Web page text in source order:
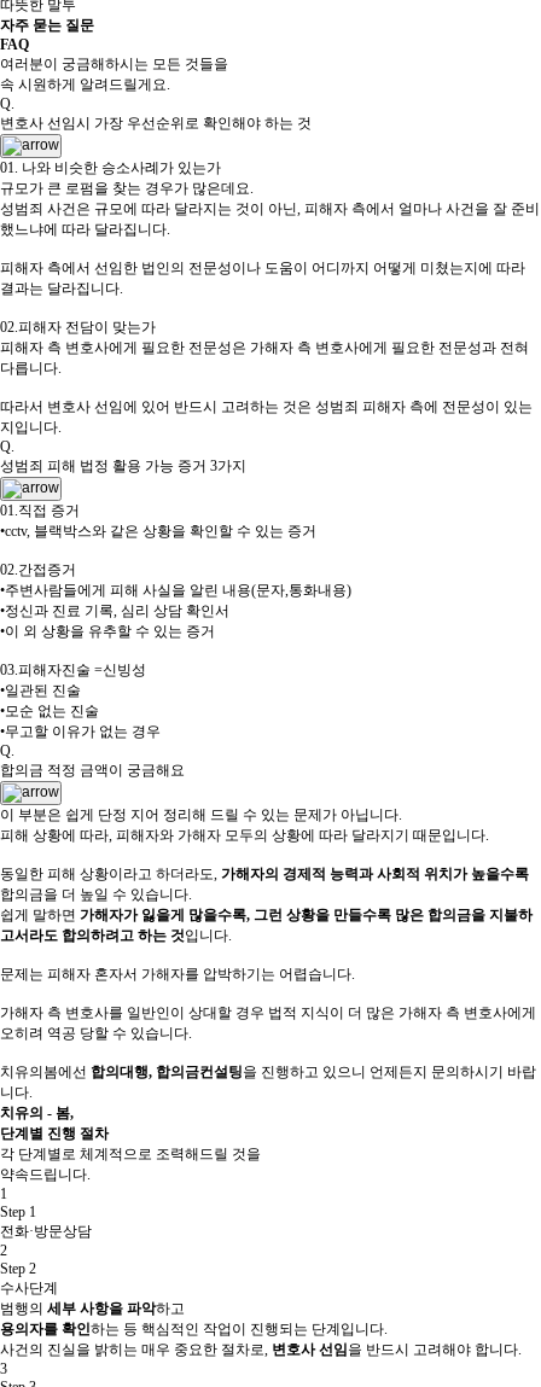
따뜻한 말투
자주 묻는 질문
FAQ
여러분이 궁금해하시는 모든 것들을
속 시원하게 알려드릴게요.
Q.
변호사 선임시 가장 우선순위로 확인해야 하는 것
01. 나와 비슷한 승소사례가 있는가
규모가 큰 로펌을 찾는 경우가 많은데요.
성범죄 사건은 규모에 따라 달라지는 것이 아닌, 피해자 측에서 얼마나 사건을 잘 준비
했느냐에 따라 달라집니다.
피해자 측에서 선임한 법인의 전문성이나 도움이 어디까지 어떻게 미쳤는지에 따라
결과는 달라집니다.
02.피해자 전담이 맞는가
피해자 측 변호사에게 필요한 전문성은 가해자 측 변호사에게 필요한 전문성과 전혀
다릅니다.
따라서 변호사 선임에 있어 반드시 고려하는 것은 성범죄 피해자 측에 전문성이 있는
지입니다.
Q.
성범죄 피해 법정 활용 가능 증거 3가지
01.직접 증거
•cctv, 블랙박스와 같은 상황을 확인할 수 있는 증거
02.간접증거
•주변사람들에게 피해 사실을 알린 내용(문자,통화내용)
•정신과 진료 기록, 심리 상담 확인서
•이 외 상황을 유추할 수 있는 증거
03.피해자진술 =신빙성
•일관된 진술
•모순 없는 진술
•무고할 이유가 없는 경우
Q.
합의금 적정 금액이 궁금해요
이 부분은 쉽게 단정 지어 정리해 드릴 수 있는 문제가 아닙니다.
피해 상황에 따라, 피해자와 가해자 모두의 상황에 따라 달라지기 때문입니다.
동일한 피해 상황이라고 하더라도, 가해자의 경제적 능력과 사회적 위치가 높을수록
합의금을 더 높일 수 있습니다.
쉽게 말하면 가해자가 잃을게 많을수록, 그런 상황을 만들수록 많은 합의금을 지불하
고서라도 합의하려고 하는 것입니다.
문제는 피해자 혼자서 가해자를 압박하기는 어렵습니다.
가해자 측 변호사를 일반인이 상대할 경우 법적 지식이 더 많은 가해자 측 변호사에게
오히려 역공 당할 수 있습니다.
치유의봄에선 합의대행, 합의금컨설팅을 진행하고 있으니 언제든지 문의하시기 바랍
니다.
치유의 - 봄,
단계별 진행 절차
각 단계별로 체계적으로 조력해드릴 것을
약속드립니다.
1
Step 1
전화·방문상담
2
Step 2
수사단계
범행의 세부 사항을 파악하고
용의자를 확인하는 등 핵심적인 작업이 진행되는 단계입니다.
사건의 진실을 밝히는 매우 중요한 절차로, 변호사 선임 을 반드시 고려해야 합니다.
3